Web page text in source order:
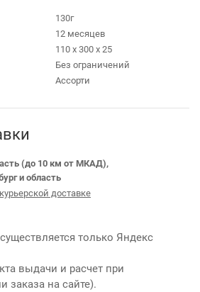
130г
12 месяцев
110 х 300 х 25
Без ограничений
Ассорти
(до 10 км от МКАД),
и область
доставке
только Яндекс
выдачи и расчет при
заказа на сайте).